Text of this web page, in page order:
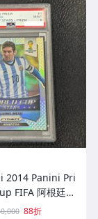
2014 Panini Pri
FIFA 阿根廷梅
屬卡 PSA 9
88折